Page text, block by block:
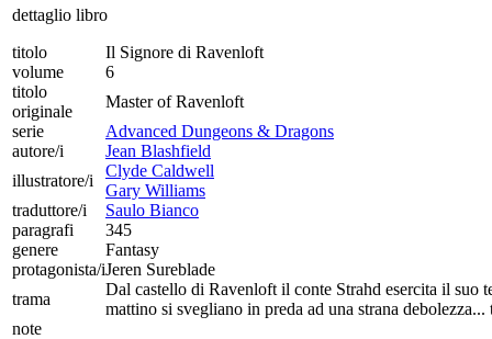
dettaglio libro
titolo
Il Signore di Ravenloft
volume
6
titolo
originale
Master of Ravenloft
serie
Advanced Dungeons & Dragons
autore/i
Jean Blashfield
illustratore/i
Clyde Caldwell
Gary Williams
traduttore/i
Saulo Bianco
paragrafi
345
genere
Fantasy
protagonista/iJeren Sureblade
trama
Dal castello di Ravenloft il conte Strahd esercita il suo
mattino si svegliano in preda ad una strana
note